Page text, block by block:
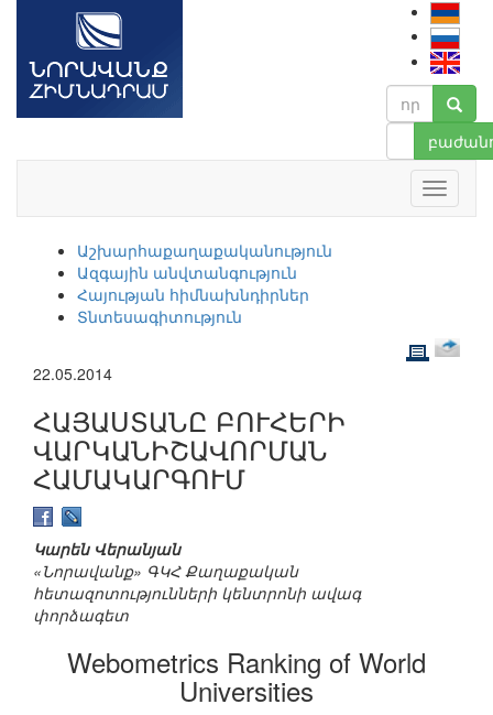
Աշխարհաքաղաքականություն
Ազգային անվտանգություն
Հայության հիմնախնդիրներ
Տնտեսագիտություն
22.05.2014
ՀԱՅԱՍՏԱՆԸ ԲՈՒՀԵՐԻ
ՎԱՐԿԱՆԻՇԱՎՈՐՄԱՆ
ՀԱՄԱԿԱՐԳՈՒՄ
Կարեն Վերանյան
«Նորավանք» ԳԿՀ Քաղաքական
հետազոտությունների կենտրոնի ավագ
փորձագետ
Webometrics Ranking of World
Universities